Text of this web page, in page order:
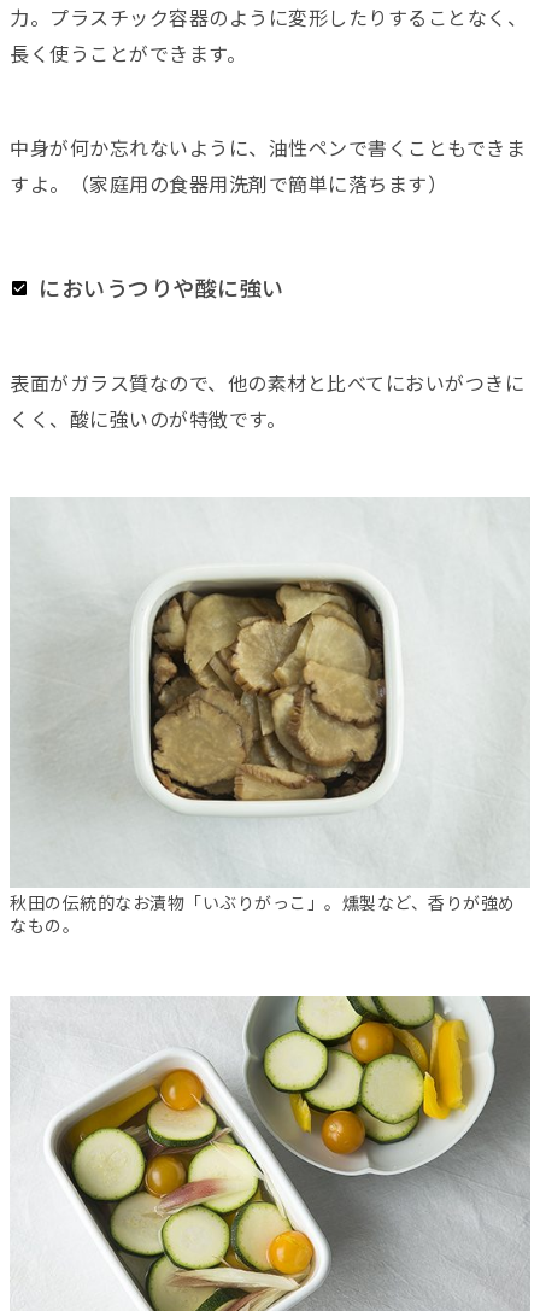
力。プラスチック容器のように変形したりすることなく、
長く使うことができます。
中身が何か忘れないように、油性ペンで書くこともできま
すよ。（家庭用の食器用洗剤で簡単に落ちます）
においうつりや酸に強い
表面がガラス質なので、他の素材と比べてにおいがつきに
くく、酸に強いのが特徴です。
秋田の伝統的なお漬物「いぶりがっこ」。燻製など、香りが強め
なもの。